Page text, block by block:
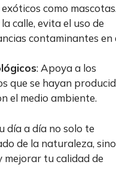
como mascotas.
calle, evita el uso de
contaminantes en
: Apoya a los
que se hayan
el medio ambiente.
día a día no solo te
de la naturaleza, sino
tu calidad de